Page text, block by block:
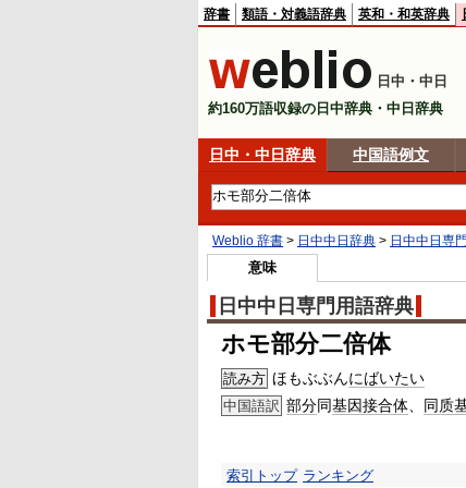
辞書 類語・対義語辞典 英和・和英辞典
日中・中日
約160万語収録の日中辞典・中日辞典
日中・中日辞典 中国語例文
Weblio 辞書 > 日中中日辞典 > 日中中日専
意味
日中中日専門用語辞典
ホモ部分二倍体
読み方 ほもぶぶんにばいたい
中国語訳 部分同基因接合体 同质
索引トップ ランキング